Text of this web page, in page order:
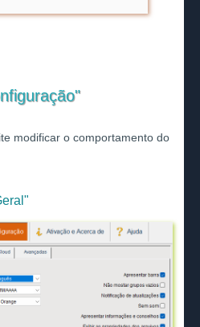
modificar o comportamento do